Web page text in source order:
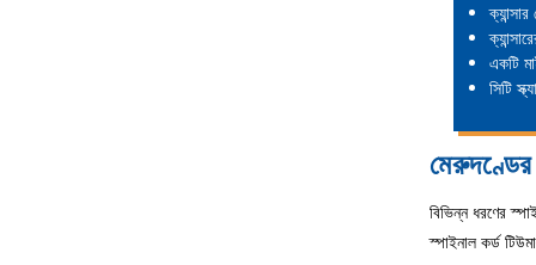
একটি
সিটি
মেরুদণ্ডের
বিভিন্ন ধরণের
স্পাইনাল কর্ড